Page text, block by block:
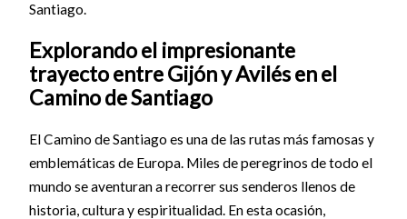
Santiago.
Explorando el impresionante
trayecto entre Gijón y Avilés en el
Camino de Santiago
El Camino de Santiago es una de las rutas más famosas y
emblemáticas de Europa. Miles de peregrinos de todo el
mundo se aventuran a recorrer sus senderos llenos de
historia, cultura y espiritualidad. En esta ocasión,